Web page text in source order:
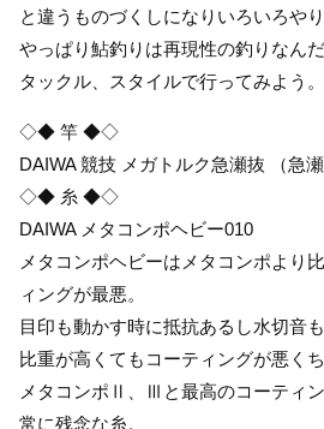
と違うものづくしになりいろいろやり
やっぱり鮎釣りは再現性の釣りなん
タックル、スタイルで行ってみよう。
◇◆ 竿 ◆◇
DAIWA 競技 メガトルク急瀬抜 （急瀬
◇◆ 糸 ◆◇
DAIWA メタコンポヘビー010
メタコンポヘビーはメタコンポより
ィングが最悪。
目印も動かす時に抵抗あるし水切音
比重が高くてもコーティングが悪く
メタコンポⅡ、Ⅲと最高のコーティ
常に残念な糸。